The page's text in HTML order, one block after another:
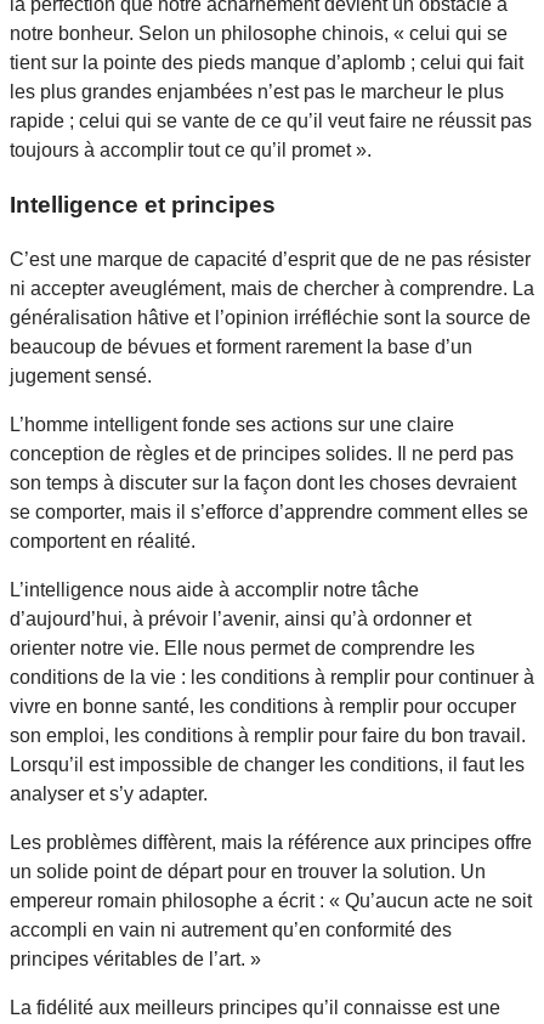
la perfection que notre acharnement devient un obstacle à
notre bonheur. Selon un philosophe chinois, « celui qui se
tient sur la pointe des pieds manque d’aplomb ; celui qui fait
les plus grandes enjambées n’est pas le marcheur le plus
rapide ; celui qui se vante de ce qu’il veut faire ne réussit pas
toujours à accomplir tout ce qu’il promet ».
Intelligence et principes
C’est une marque de capacité d’esprit que de ne pas résister
ni accepter aveuglément, mais de chercher à comprendre. La
généralisation hâtive et l’opinion irréfléchie sont la source de
beaucoup de bévues et forment rarement la base d’un
jugement sensé.
L’homme intelligent fonde ses actions sur une claire
conception de règles et de principes solides. Il ne perd pas
son temps à discuter sur la façon dont les choses devraient
se comporter, mais il s’efforce d’apprendre comment elles se
comportent en réalité.
L’intelligence nous aide à accomplir notre tâche
d’aujourd’hui, à prévoir l’avenir, ainsi qu’à ordonner et
orienter notre vie. Elle nous permet de comprendre les
conditions de la vie : les conditions à remplir pour continuer à
vivre en bonne santé, les conditions à remplir pour occuper
son emploi, les conditions à remplir pour faire du bon travail.
Lorsqu’il est impossible de changer les conditions, il faut les
analyser et s’y adapter.
Les problèmes diffèrent, mais la référence aux principes offre
un solide point de départ pour en trouver la solution. Un
empereur romain philosophe a écrit : « Qu’aucun acte ne soit
accompli en vain ni autrement qu’en conformité des
principes véritables de l’art. »
La fidélité aux meilleurs principes qu’il connaisse est une